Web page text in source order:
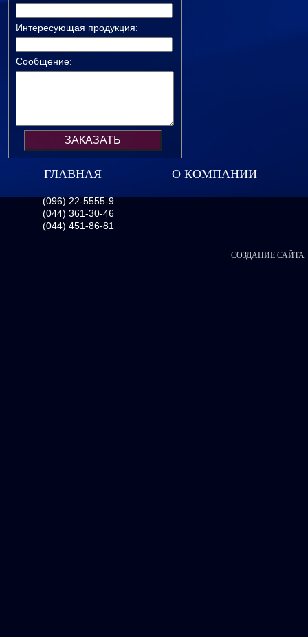
Интересующая продукция:
Сообщение:
ГЛАВНАЯ О КОМПАНИИ
(096) 22-5555-9
(044) 361-30-46
(044) 451-86-81
СОЗДАНИЕ САЙТА